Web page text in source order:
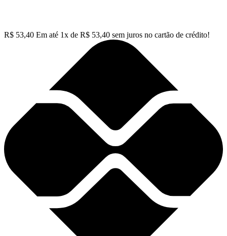
R$ 53,40 Em até 1x de R$ 53,40 sem juros no cartão de crédito!